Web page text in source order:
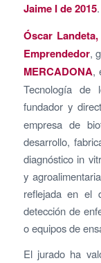
Jaime I de 2015.
Óscar
Emprendedor,
MERCADONA,
Tecnología de
fundador y
empresa de
desarrollo,
diagnóstico in
y
reflejada en el
detección de
o equipos de
El jurado ha